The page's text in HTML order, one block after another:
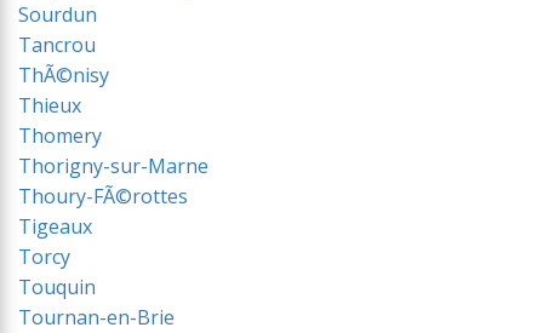
Sourdun
Tancrou
ThÃ©nisy
Thieux
Thomery
Thorigny-sur-Marne
Thoury-FÃ©rottes
Tigeaux
Torcy
Touquin
Tournan-en-Brie